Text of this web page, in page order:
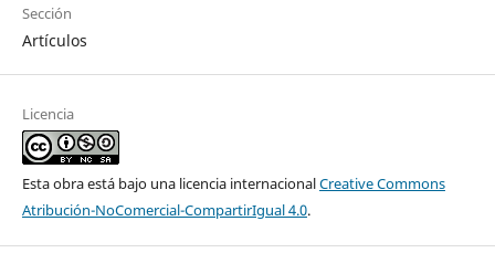
Sección
Artículos
Licencia
Esta obra está bajo una licencia internacionalCreative Commons
Atribución-NoComercial-CompartirIgual 4.0.